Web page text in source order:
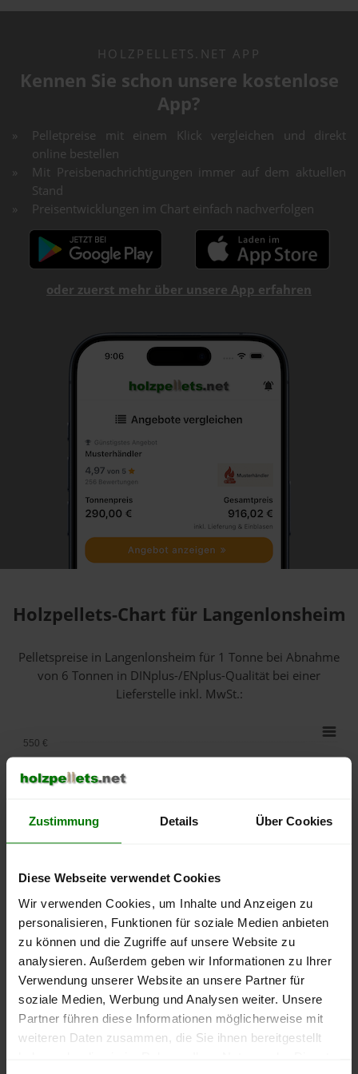
Zustimmung Details Über Cookies
Diese Webseite verwendet Cookies
Wir verwenden Cookies, um Inhalte und Anzeigen zu
personalisieren, Funktionen für soziale Medien anbieten
zu können und die Zugriffe auf unsere Website zu
analysieren. Außerdem geben wir Informationen zu Ihrer
Verwendung unserer Website an unsere Partner für
soziale Medien, Werbung und Analysen weiter. Unsere
Partner führen diese Informationen möglicherweise mit
weiteren Daten zusammen, die Sie ihnen bereitgestellt
HOLZPELLETS.NET APP
Kennen Sie schon unsere kostenlose
App?
Pelletpreise mit einem Klick vergleichen und direkt
online bestellen
Mit Preisbenachrichtigungen immer auf dem aktuellen
Stand
Preisentwicklungen im Chart einfach nachverfolgen
oder zuerst mehr über unsere App erfahren
Holzpellets-Chart für Langenlonsheim
Pelletspreise in Langenlonsheim für 1 Tonne bei Abnahme
von 6 Tonnen in DINplus-/ENplus-Qualität bei einer
Lieferstelle inkl. MwSt.:
lose Ware Sackware
September
2025
Januar
2026
Mai
2026
250 €
300 €
450 €
500 €
550 €
Die aktuelle Preisentwicklung für Holzpellets in Deutschland